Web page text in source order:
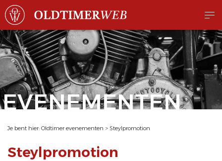
EVENEMENTEN
Je bent hier: Oldtimer evenementen > Steylpromotion
Steylpromotion